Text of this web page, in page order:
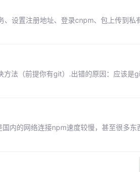
设置注册地址、登录cnpm、包上传到私
法（前提你有git）.出错的原因：应该是
内的网络连接npm速度较慢，甚至很多东